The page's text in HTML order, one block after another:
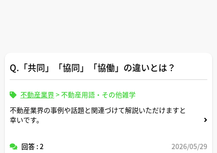
Q.「共同」「協同」「協働」の違いとは？
不動産業界>不動産用語・その他雑学
不動産業界の事例や話題と関連づけて解説いただけますと
幸いです。
回答 : 2 2026/05/29